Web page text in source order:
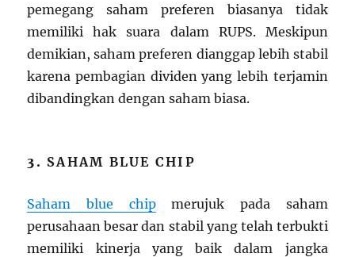
pemegang saham preferen biasanya tidak
memiliki hak suara dalam RUPS. Meskipun
demikian, saham preferen dianggap lebih stabil
karena pembagian dividen yang lebih terjamin
dibandingkan dengan saham biasa.
3. SAHAM BLUE CHIP
Saham blue chipmerujuk pada saham
perusahaan besar dan stabil yang telah terbukti
memiliki kinerja yang baik dalam jangka